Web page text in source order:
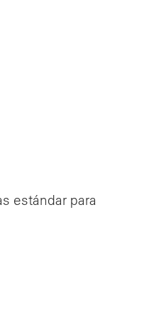
estándar para